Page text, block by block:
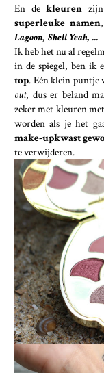
En dekleuren
superleuke namen
Lagoon, Shell Yeah, ...
Ik heb het nu al
in de spiegel, ben ik
top. Eén klein
out, dus er beland
zeker met kleuren
worden als je het
make-upkwast
te verwijderen.